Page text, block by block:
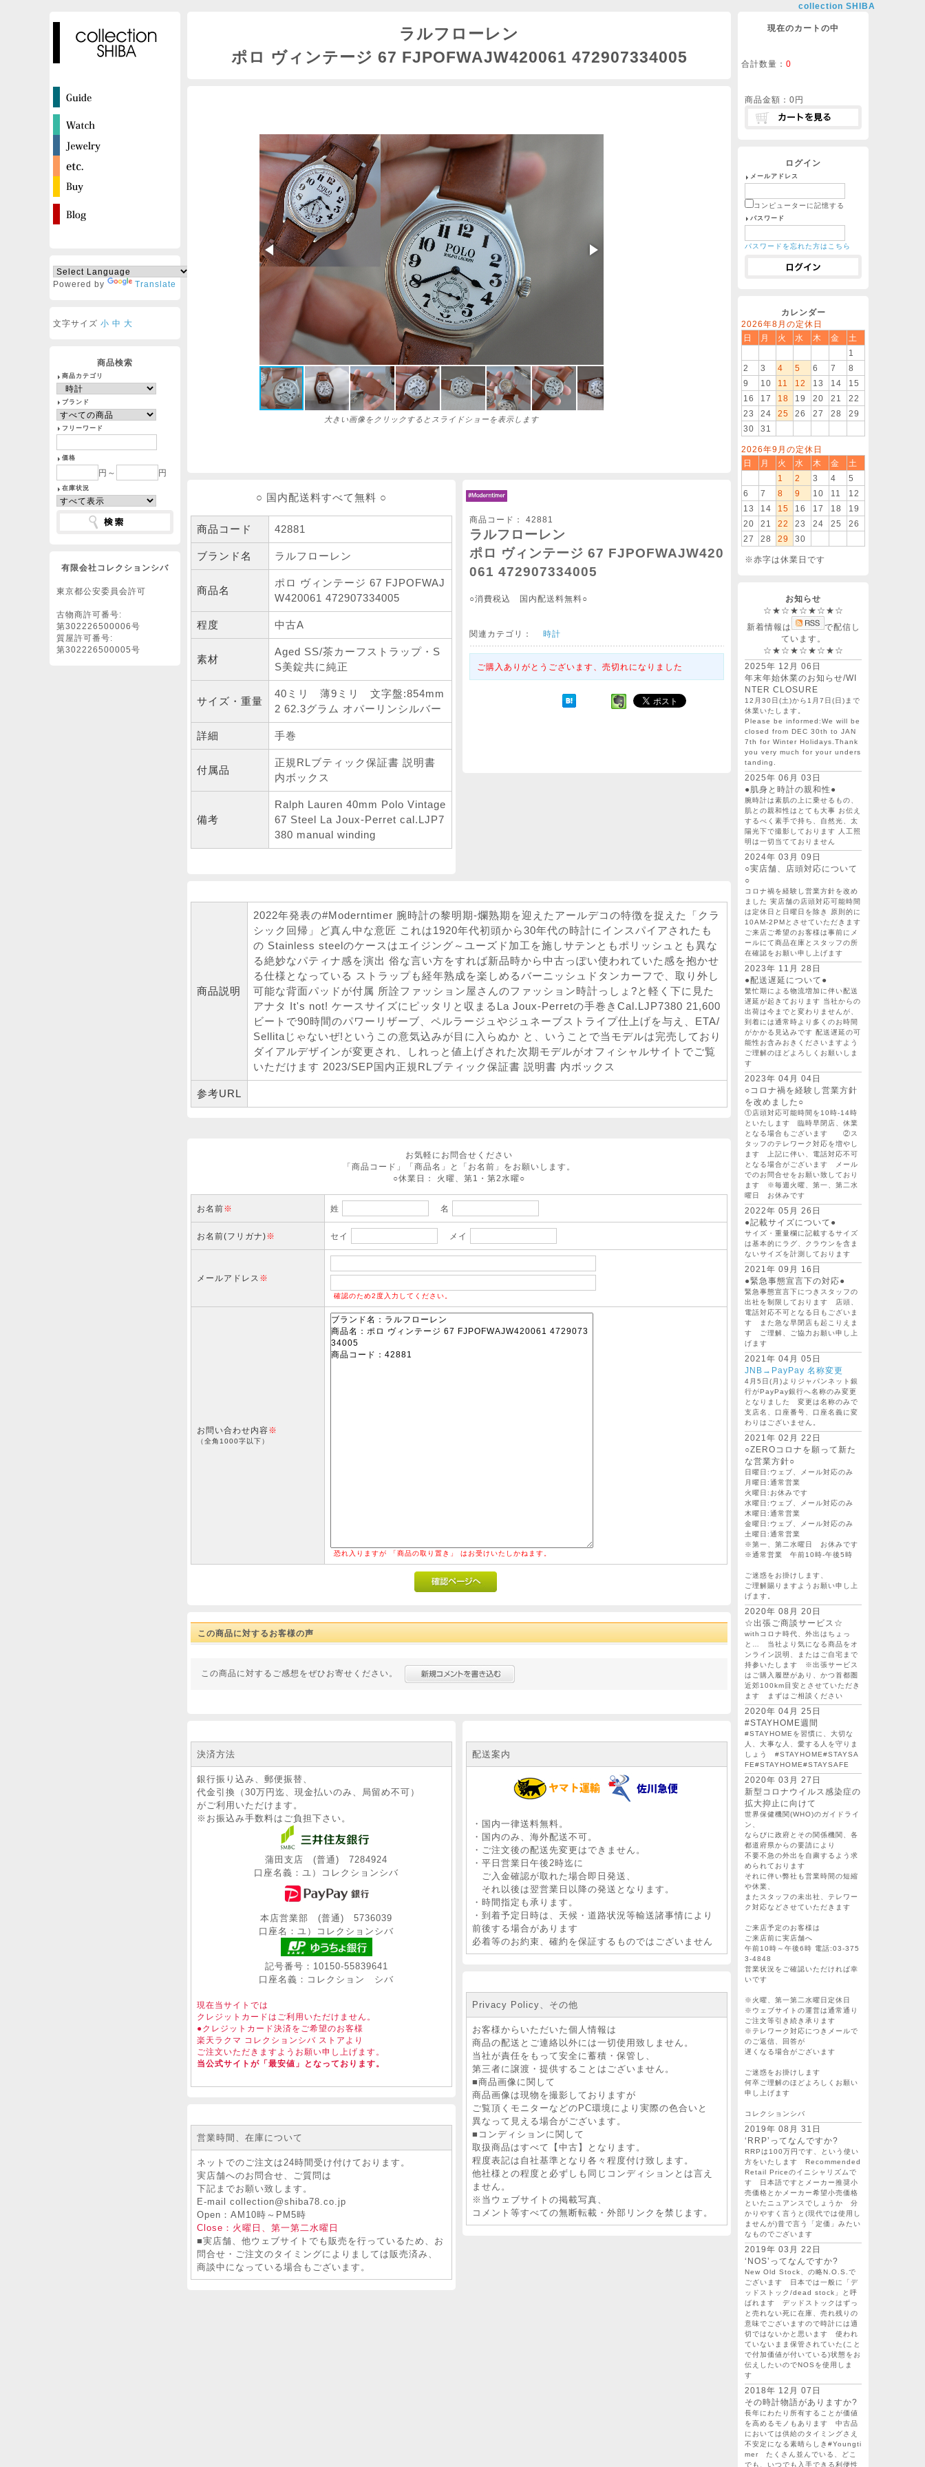
collection SHIBA
Powered by Translate
文字サイズ 小 中 大
商品検索
商品カテゴリ
ブランド
フリーワード
価格
円～ 円
在庫状況
有限会社コレクションシバ
東京都公安委員会許可
古物商許可番号:
第302226500006号
質屋許可番号:
第302226500005号
ラルフローレン
ポロ ヴィンテージ 67 FJPOFWAJW420061 472907334005
大きい画像をクリックするとスライドショーを表示します
○ 国内配送料すべて無料 ○
商品コード 42881
ブランド名 ラルフローレン
商品名
ポロ ヴィンテージ 67 FJPOFWAJ
W420061 472907334005
程度 中古A
素材
Aged SS/茶カーフストラップ・S
S美錠共に純正
サイズ・重量
40ミリ 薄9ミリ 文字盤:854mm
2 62.3グラム オパーリンシルバー
詳細 手巻
付属品
正規RLブティック保証書 説明書
内ボックス
備考
Ralph Lauren 40mm Polo Vintage
67 Steel La Joux-Perret cal.LJP7
380 manual winding
商品コード： 42881
ラルフローレン
ポロ ヴィンテージ 67 FJPOFWAJW420
061 472907334005
○消費税込 国内配送料無料○
関連カテゴリ： 時計
ご購入ありがとうございます、売切れになりました
商品説明
2022年発表の#Moderntimer 腕時計の黎明期-爛熟期を迎えたアールデコの特徴を捉えた「クラ
シック回帰」ど真ん中な意匠 これは1920年代初頭から30年代の時計にインスパイアされたも
の Stainless steelのケースはエイジング～ユーズド加工を施しサテンともポリッシュとも異な
る絶妙なパティナ感を演出 俗な言い方をすれば新品時から中古っぽい使われていた感を抱かせ
る仕様となっている ストラップも経年熟成を楽しめるバーニッシュドタンカーフで、取り外し
可能な背面パッドが付属 所詮ファッション屋さんのファッション時計っしょ?と軽く下に見た
アナタ It's not! ケースサイズにピッタリと収まるLa Joux-Perretの手巻きCal.LJP7380 21,600
ビートで90時間のパワーリザーブ、ペルラージュやジュネーブストライプ仕上げを与え、ETA/
Sellitaじゃないぜ!というこの意気込みが目に入らぬか と、いうことで当モデルは完売しており
ダイアルデザインが変更され、しれっと値上げされた次期モデルがオフィシャルサイトでご覧
いただけます 2023/SEP国内正規RLブティック保証書 説明書 内ボックス
参考URL
お気軽にお問合せください
「商品コード」「商品名」と「お名前」をお願いします。
○休業日： 火曜、第1・第2水曜○
お名前※ 姓 名
お名前(フリガナ)※ セイ メイ
メールアドレス ※
確認のため2度入力してください。
お問い合わせ内容※
（全角1000字以下）
恐れ入りますが 「商品の取り置き」 はお受けいたしかねます。
この商品に対するお客様の声
この商品に対するご感想をぜひお寄せください。
決済方法
銀行振り込み、郵便振替、
代金引換（30万円迄、現金払いのみ、局留め不可）
がご利用いただけます。
※お振込み手数料はご負担下さい。
蒲田支店 (普通) 7284924
口座名義：ユ）コレクションシバ
本店営業部 (普通) 5736039
口座名：ユ）コレクションシバ
記号番号：10150-55839641
口座名義：コレクション シバ
現在当サイトでは
クレジットカードはご利用いただけません。
●クレジットカード決済をご希望のお客様
楽天ラクマ コレクションシバ ストアより
ご注文いただきますようお願い申し上げます。
当公式サイトが「最安値」となっております。
営業時間、在庫について
ネットでのご注文は24時間受け付けております。
実店舗へのお問合せ、ご質問は
下記までお願い致します。
E-mail collection@shiba78.co.jp
Open：AM10時～PM5時
Close：火曜日、第一第二水曜日
■実店舗、他ウェブサイトでも販売を行っているため、お
問合せ・ご注文のタイミングによりましては販売済み、
商談中になっている場合もございます。
配送案内
・国内一律送料無料。
・国内のみ、海外配送不可。
・ご注文後の配送先変更はできません。
・平日営業日午後2時迄に
ご入金確認が取れた場合即日発送、
それ以後は翌営業日以降の発送となります。
・時間指定も承ります。
・到着予定日時は、天候・道路状況等輸送諸事情により
前後する場合があります
必着等のお約束、確約を保証するものではございません
Privacy Policy、その他
お客様からいただいた個人情報は
商品の配送とご連絡以外には一切使用致しません。
当社が責任をもって安全に蓄積・保管し、
第三者に譲渡・提供することはございません。
■商品画像に関して
商品画像は現物を撮影しておりますが
ご覧頂くモニターなどのPC環境により実際の色合いと
異なって見える場合がございます。
■コンディションに関して
取扱商品はすべて【中古】となります。
程度表記は自社基準となり各々程度付け致します。
他社様との程度と必ずしも同じコンディションとは言え
ません。
※当ウェブサイトの掲載写真、
コメント等すべての無断転載・外部リンクを禁じます。
現在のカートの中
合計数量： 0
商品金額： 0円
ログイン
メールアドレス
コンピューターに記憶する
パスワード
パスワードを忘れた方はこちら
カレンダー
2026年8月の定休日
日
月 火 水 木 金
土
1
2
3 4 5 6 7
8
9
10 11 12 13 14
15
16
17 18 19 20 21
22
23
24 25 26 27 28
29
30
31
2026年9月の定休日
日
月 火 水 木 金
土
1
2 3 4
5
6
7 8 9 10 11
12
13
14 15 16 17 18
19
20
21 22 23 24 25
26
27
28 29 30
※赤字は休業日です
お知らせ
☆★☆★☆★☆★☆
新着情報は
で配信し
ています。
☆★☆★☆★☆★☆
2025年 12月 06日
年末年始休業のお知らせ/WI
NTER CLOSURE
12月30日(土)から1月7日(日)まで
休業いたします。
Please be informed:We will be
closed from DEC 30th to JAN
7th for Winter Holidays.Thank
you very much for your unders
tanding.
2025年 06月 03日
●肌身と時計の親和性●
腕時計は素肌の上に乗せるもの、
肌との親和性はとても大事 お伝え
するべく素手で持ち、自然光、太
陽光下で撮影しております 人工照
明は一切当てておりません
2024年 03月 09日
○実店舗、店頭対応について
○
コロナ禍を経験し営業方針を改め
ました 実店舗の店頭対応可能時間
は定休日と日曜日を除き 原則的に
10AM-2PMとさせていただきます
ご来店ご希望のお客様は事前にメ
ールにて商品在庫とスタッフの所
在確認をお願い申し上げます
2023年 11月 28日
●配送遅延について●
繁忙期による物流増加に伴い配送
遅延が起きております 当社からの
出荷は今までと変わりませんが、
到着には通常時より多くのお時間
がかかる見込みです 配送遅延の可
能性お含みおきくださいますよう
ご理解のほどよろしくお願いしま
す
2023年 04月 04日
○コロナ禍を経験し営業方針
を改めました○
①店頭対応可能時間を10時-14時
といたします 臨時早閉店、休業
となる場合もございます ②ス
タッフのテレワーク対応を増やし
ます 上記に伴い、電話対応不可
となる場合がございます メール
でのお問合せをお願い致しており
ます ※毎週火曜、第一、第二水
曜日 お休みです
2022年 05月 26日
●記載サイズについて●
サイズ・重量欄に記載するサイズ
は基本的にラグ、クラウンを含ま
ないサイズを計測しております
2021年 09月 16日
●緊急事態宣言下の対応●
緊急事態宣言下につきスタッフの
出社を制限しております 店頭、
電話対応不可となる日もございま
す また急な早閉店も起こりえま
す ご理解、ご協力お願い申し上
げます
2021年 04月 05日
JNB→PayPay 名称変更
4月5日(月)よりジャパンネット銀
行がPayPay銀行へ名称のみ変更
となりました 変更は名称のみで
支店名、口座番号、口座名義に変
わりはございません。
2021年 02月 22日
○ZEROコロナを願って新た
な営業方針○
日曜日:ウェブ、メール対応のみ
月曜日:通常営業
火曜日:お休みです
水曜日:ウェブ、メール対応のみ
木曜日:通常営業
金曜日:ウェブ、メール対応のみ
土曜日:通常営業
※第一、第二水曜日 お休みです
※通常営業 午前10時-午後5時
ご迷惑をお掛けします、
ご理解賜りますようお願い申し上
げます。
2020年 08月 20日
☆出張ご商談サービス☆
withコロナ時代、外出はちょっ
と… 当社より気になる商品をオ
ンライン説明、またはご自宅まで
持参いたします ※出張サービス
はご購入履歴があり、かつ首都圏
近郊100km目安とさせていただき
ます まずはご相談ください
2020年 04月 25日
#STAYHOME週間
#STAYHOMEを習慣に、大切な
人、大事な人、愛する人を守りま
しょう #STAYHOME#STAYSA
FE#STAYHOME#STAYSAFE
2020年 03月 27日
新型コロナウイルス感染症の
拡大抑止に向けて
世界保健機関(WHO)のガイドライ
ン、
ならびに政府とその関係機関、各
都道府県からの要請により
不要不急の外出を自粛するよう求
められております
それに伴い弊社も営業時間の短縮
や休業、
またスタッフの未出社、テレワー
ク対応などさせていただきます
ご来店予定のお客様は
ご来店前に実店舗へ
午前10時～午後6時 電話:03-375
3-4848
営業状況をご確認いただければ幸
いです
※火曜、第一第二水曜日定休日
※ウェブサイトの運営は通常通り
ご注文等引き続き承ります
※テレワーク対応につきメールで
のご返信、回答が
遅くなる場合がございます
ご迷惑をお掛けします
何卒ご理解のほどよろしくお願い
申し上げます
コレクションシバ
2019年 08月 31日
‘RRP’ってなんですか?
RRPは100万円です、という使い
方をいたします Recommended
Retail Priceのイニシャリズムで
す 日本語ですとメーカー推奨小
売価格とかメーカー希望小売価格
といたニュアンスでしょうか 分
かりやすく言うと(現代では使用し
ませんが)昔で言う「定価」みたい
なものでございます
2019年 03月 22日
‘NOS’ってなんですか?
New Old Stock、の略N.O.S.で
ございます 日本では一般に「デ
ッドストック/dead stock」と呼
ばれます デッドストックはずっ
と売れない死に在庫、売れ残りの
意味でございますので時計には適
切ではないかと思います 使われ
ていないまま保管されていた(こと
で付加価値が付いている)状態をお
伝えしたいのでNOSを使用しま
す
2018年 12月 07日
その時計物語がありますか?
長年にわたり所有することが価値
を高めるモノもあります 中古品
においては供給のタイミングさえ
不安定になる素晴らしき#Youngti
mer たくさん並んでいる、どこ
でも、いつでも入手できる利便性